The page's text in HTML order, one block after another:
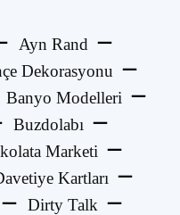
Ayn Rand
Dekorasyonu
Banyo Modelleri
Buzdolabı
Marketi
Kartları
Dirty Talk